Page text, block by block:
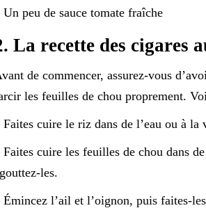
Un peu de sauce tomate fraîche
La recette des cigares
de commencer, assurez-vous
les feuilles de chou proprement.
Faites cuire le riz dans de l’eau ou à la
Faites cuire les feuilles de chou dans
les.
Émincez l’ail et l’oignon, puis faites-